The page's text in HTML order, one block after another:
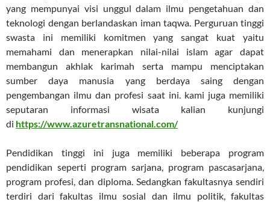
yang mempunyai visi unggul dalam ilmu pengetahuan dan
teknologi dengan berlandaskan iman taqwa. Perguruan tinggi
swasta ini memiliki komitmen yang sangat kuat yaitu
memahami dan menerapkan nilai-nilai islam agar dapat
membangun akhlak karimah serta mampu menciptakan
sumber daya manusia yang berdaya saing dengan
pengembangan ilmu dan profesi saat ini. kami juga memiliki
seputaran informasi wisata kalian kunjungi
di https://www.azuretransnational.com/
Pendidikan tinggi ini juga memiliki beberapa program
pendidikan seperti program sarjana, program pascasarjana,
program profesi, dan diploma. Sedangkan fakultasnya sendiri
terdiri dari fakultas ilmu sosial dan ilmu politik, fakultas